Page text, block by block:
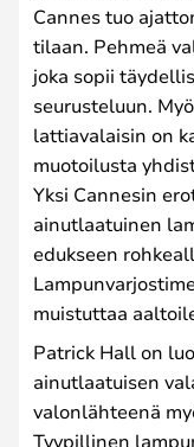
Cannes tuo
tilaan. Pehmeä
joka sopii
seurusteluun.
lattiavalaisin on
muotoilusta
Yksi Cannesin
ainutlaatuinen
edukseen
muistuttaa
Patrick Hall on
ainutlaatuisen
valonlähteenä
Tyypillinen